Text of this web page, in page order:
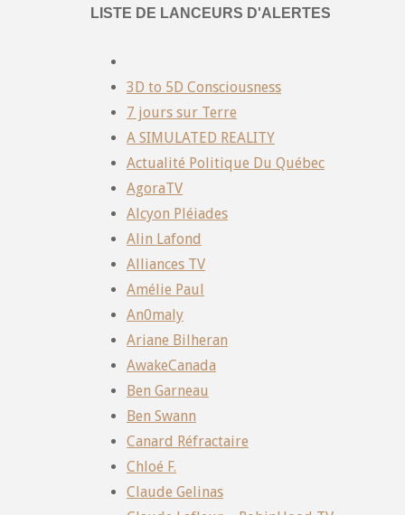
LISTE DE LANCEURS D'ALERTES
3D to 5D Consciousness
7 jours sur Terre
A SIMULATED REALITY
Actualité Politique Du Québec
AgoraTV
Alcyon Pléiades
Alin Lafond
Alliances TV
Amélie Paul
An0maly
Ariane Bilheran
AwakeCanada
Ben Garneau
Ben Swann
Canard Réfractaire
Chloé F.
Claude Gelinas